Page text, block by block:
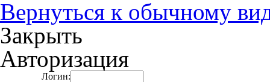
Вернуться к обычному
Закрыть
Авторизация
Логин: